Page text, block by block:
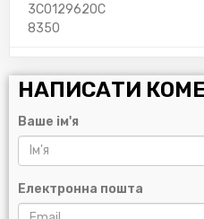
3C0129620C
8350
НАПИСАТИ
Ваше ім'я
Електронна пошта